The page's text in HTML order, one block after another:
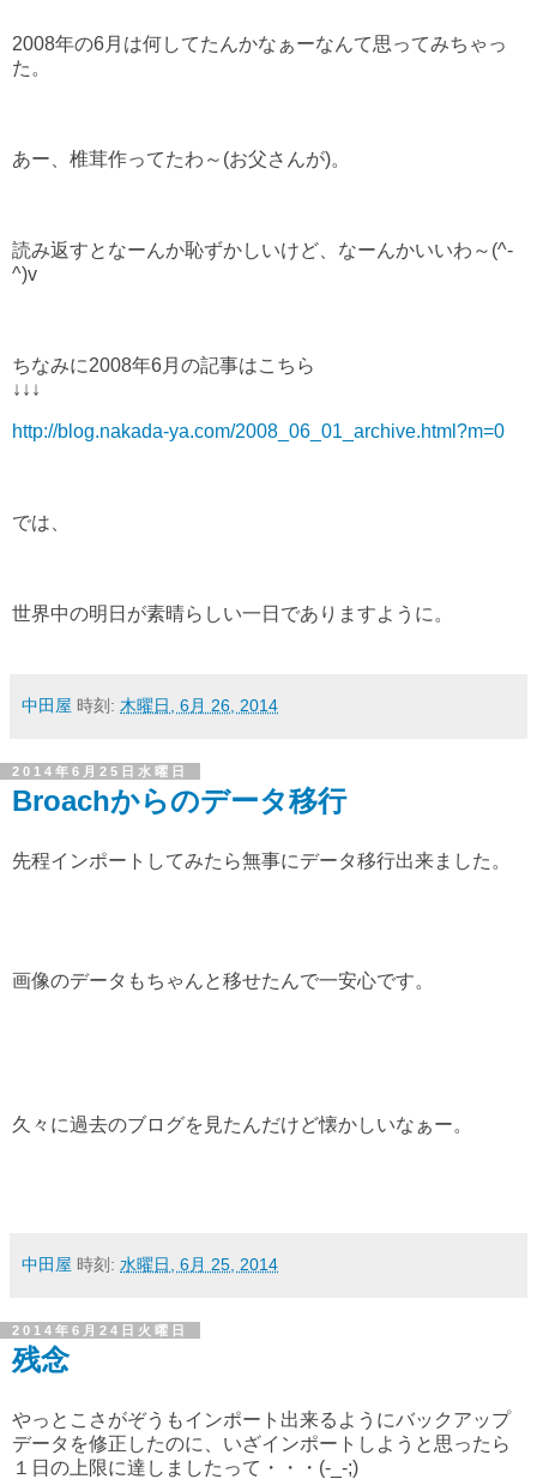
2008年の6月は何してたんかなぁーなんて思ってみちゃっ
た。
あー、椎茸作ってたわ～(お父さんが)。
読み返すとなーんか恥ずかしいけど、なーんかいいわ～(^-
^)v
ちなみに2008年6月の記事はこちら
↓↓↓
http://blog.nakada-ya.com/2008_06_01_archive.html?m=0
では、
世界中の明日が素晴らしい一日でありますように。
中田屋 時刻: 木曜日, 6月 26, 2014
2014年6月25日水曜日
Broachからのデータ移行
先程インポートしてみたら無事にデータ移行出来ました。
画像のデータもちゃんと移せたんで一安心です。
久々に過去のブログを見たんだけど懐かしいなぁー。
中田屋 時刻: 水曜日, 6月 25, 2014
2014年6月24日火曜日
残念
やっとこさがぞうもインポート出来るようにバックアップ
データを修正したのに、いざインポートしようと思ったら
１日の上限に達しましたって・・・(-_-;)